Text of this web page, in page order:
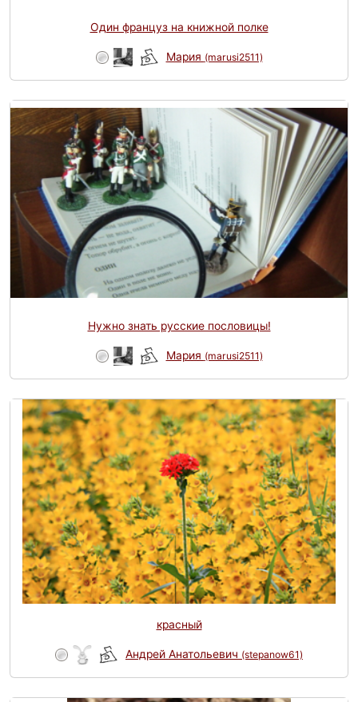
Один француз на книжной полке
Мария (marusi2511)
Нужно знать русские пословицы!
Мария (marusi2511)
красный
Андрей Анатольевич (stepanow61)